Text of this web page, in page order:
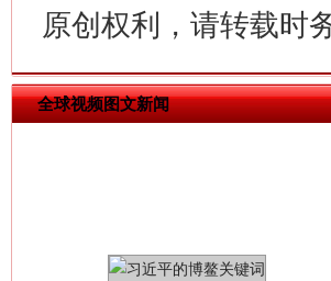
原创权利，请转载时
全球视频图文新闻